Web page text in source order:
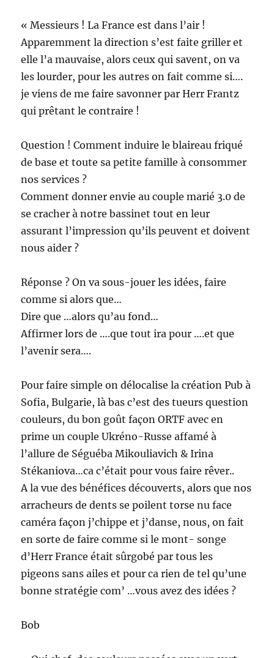
« Messieurs ! La France est dans l’air !
Apparemment la direction s’est faite griller et
elle l’a mauvaise, alors ceux qui savent, on va
les lourder, pour les autres on fait comme si….
je viens de me faire savonner par Herr Frantz
qui prêtant le contraire !
Question ! Comment induire le blaireau friqué
de base et toute sa petite famille à consommer
nos services ?
Comment donner envie au couple marié 3.0 de
se cracher à notre bassinet tout en leur
assurant l’impression qu’ils peuvent et doivent
nous aider ?
Réponse ? On va sous-jouer les idées, faire
comme si alors que…
Dire que …alors qu’au fond…
Affirmer lors de ….que tout ira pour ….et que
l’avenir sera….
Pour faire simple on délocalise la création Pub à
Sofia, Bulgarie, là bas c’est des tueurs question
couleurs, du bon goût façon ORTF avec en
prime un couple Ukréno-Russe affamé à
l’allure de Séguéba Mikouliavich & Irina
Stékaniova…ca c’était pour vous faire rêver..
A la vue des bénéfices découverts, alors que nos
arracheurs de dents se poilent torse nu face
caméra façon j’chippe et j’danse, nous, on fait
en sorte de faire comme si le mont- songe
d’Herr France était sûrgobé par tous les
pigeons sans ailes et pour ca rien de tel qu’une
bonne stratégie com’ …vous avez des idées ?
Bob